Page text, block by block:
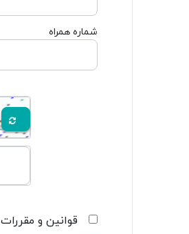
شماره همراه
قوانین و مقررات را مطالعه کرده و می‌پذیرم.